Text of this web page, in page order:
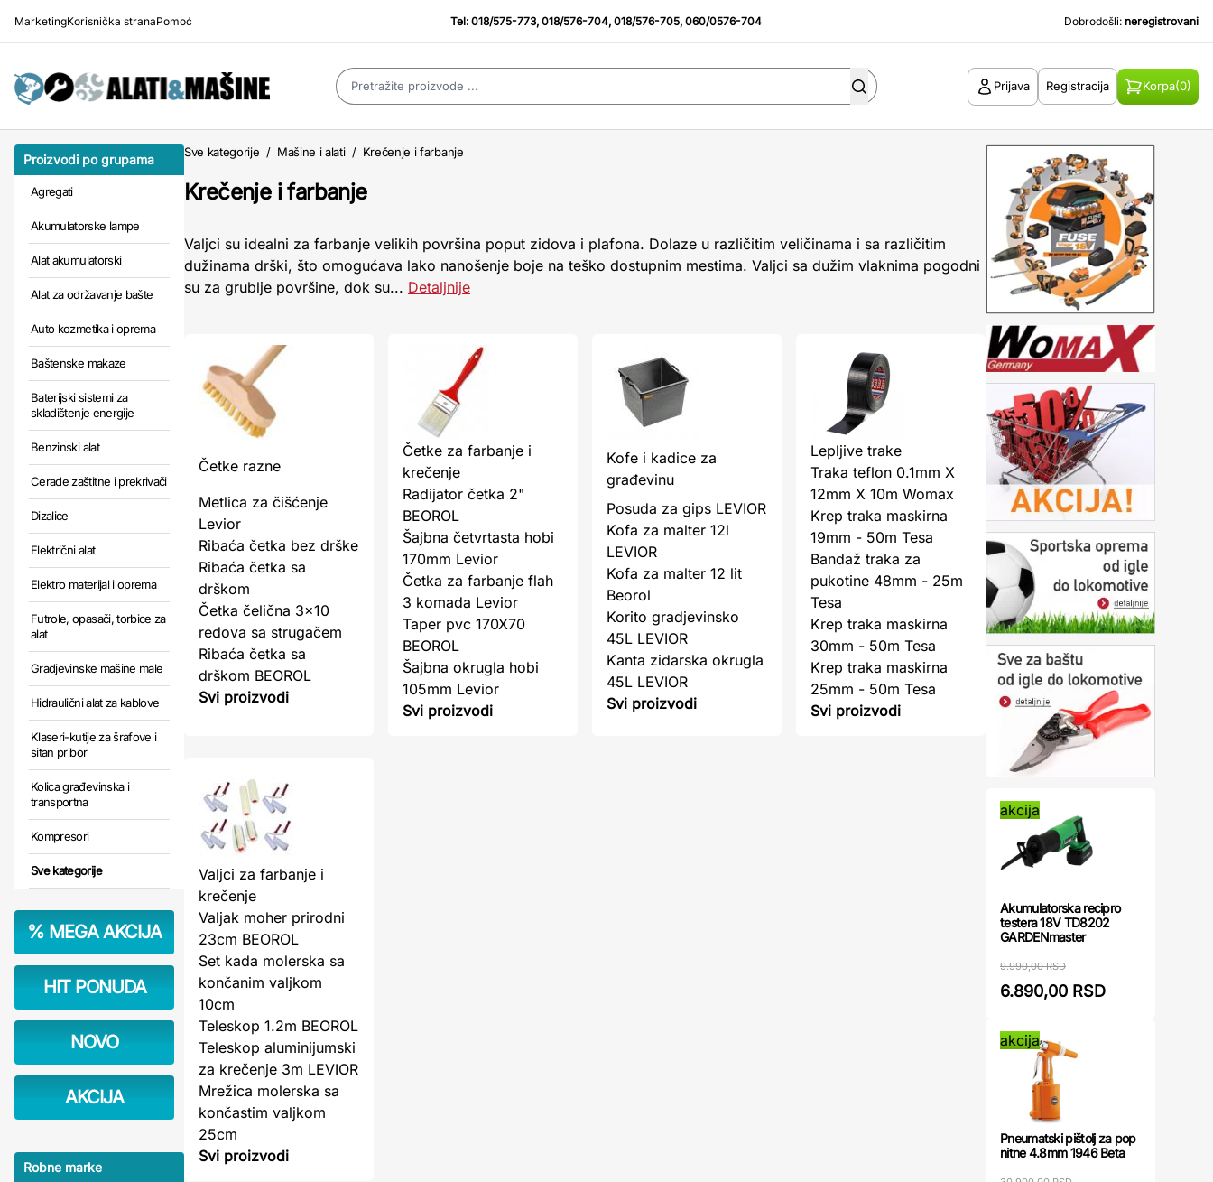
MarketingKorisnička stranaPomoć Tel:018/575-773,018/576-704,018/576-705,060/0576-704 Dobrodošli: neregistrovani
Prijava Registracija Korpa(0)
Proizvodi po grupama
Agregati
Akumulatorske lampe
Alat akumulatorski
Alat za održavanje bašte
Auto kozmetika i oprema
Baštenske makaze
Baterijski sistemi za
skladištenje energije
Benzinski alat
Cerade zaštitne i prekrivači
Dizalice
Električni alat
Elektro materijal i oprema
Futrole, opasači, torbice za
alat
Gradjevinske mašine male
Hidraulični alat za kablove
Klaseri-kutije za šrafove i
sitan pribor
Kolica građevinska i
transportna
Kompresori
Sve kategorije
% MEGA AKCIJA
HIT PONUDA
NOVO
AKCIJA
Robne marke
Sve kategorije / Mašine i alati / Krečenje i farbanje
Krečenje i farbanje
Valjci su idealni za farbanje velikih površina poput zidova i plafona. Dolaze u različitim veličinama i sa različitim
dužinama drški, što omogućava lako nanošenje boje na teško dostupnim mestima. Valjci sa dužim vlaknima pogodni
su za grublje površine, dok su... Detaljnije
Četke razne
Metlica za čišćenje
Levior
Ribaća četka bez drške
Ribaća četka sa
drškom
Četka čelična 3x10
redova sa strugačem
Ribaća četka sa
drškom BEOROL
Svi proizvodi
Četke za farbanje i
krečenje
Radijator četka 2"
BEOROL
Šajbna četvrtasta hobi
170mm Levior
Četka za farbanje flah
3 komada Levior
Taper pvc 170X70
BEOROL
Šajbna okrugla hobi
105mm Levior
Svi proizvodi
Kofe i kadice za
građevinu
Posuda za gips LEVIOR
Kofa za malter 12l
LEVIOR
Kofa za malter 12 lit
Beorol
Korito gradjevinsko
45L LEVIOR
Kanta zidarska okrugla
45L LEVIOR
Svi proizvodi
Lepljive trake
Traka teflon 0.1mm X
12mm X 10m Womax
Krep traka maskirna
19mm - 50m Tesa
Bandaž traka za
pukotine 48mm - 25m
Tesa
Krep traka maskirna
30mm - 50m Tesa
Krep traka maskirna
25mm - 50m Tesa
Svi proizvodi
Valjci za farbanje i
krečenje
Valjak moher prirodni
23cm BEOROL
Set kada molerska sa
končanim valjkom
10cm
Teleskop 1.2m BEOROL
Teleskop aluminijumski
za krečenje 3m LEVIOR
Mrežica molerska sa
končastim valjkom
25cm
Svi proizvodi
akcija
Akumulatorska recipro
testera 18V TD8202
GARDENmaster
9.990,00 RSD
6.890,00 RSD
akcija
Pneumatski pištolj za pop
nitne 4.8mm 1946 Beta